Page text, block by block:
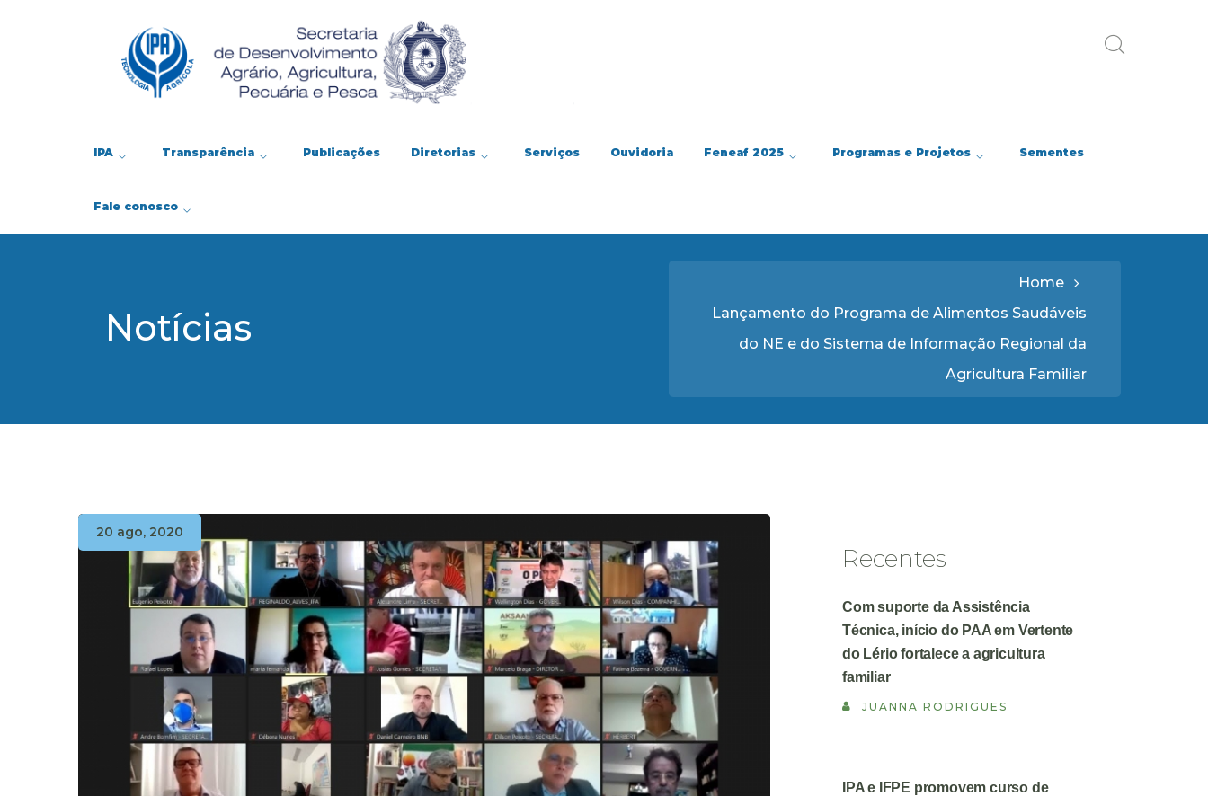
IPA Transparência Publicações Diretorias Serviços Ouvidoria Feneaf 2025 Programas e Projetos Sementes
Fale conosco
Notícias
Home
Lançamento do Programa de Alimentos Saudáveis
do NE e do Sistema de Informação Regional da
Agricultura Familiar
20 ago, 2020
Recentes
Com suporte da Assistência
Técnica, início do PAA em Vertente
do Lério fortalece a agricultura
familiar
JUANNA RODRIGUES
IPA e IFPE promovem curso de